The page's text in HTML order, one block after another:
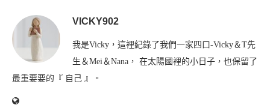
VICKY902
我是Vicky，這裡紀錄了我們一家四口-Vicky＆T先
生＆Mei＆Nana， 在太陽國裡的小日子，也保留了
最重要要的『 自己 』。